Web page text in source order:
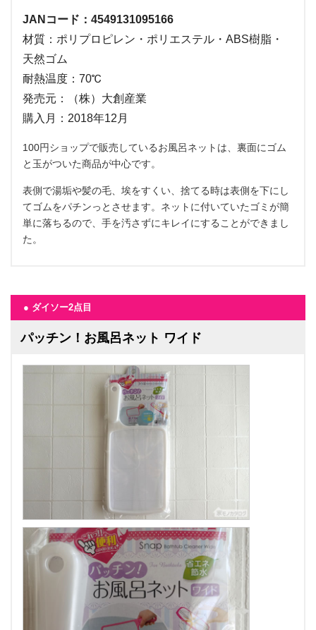
JANコード：4549131095166
材質：ポリプロピレン・ポリエステル・ABS樹脂・
天然ゴム
耐熱温度：70℃
発売元：（株）大創産業
購入月：2018年12月
100円ショップで販売しているお風呂ネットは、裏面にゴム
と玉がついた商品が中心です。
表側で湯垢や髪の毛、埃をすくい、捨てる時は表側を下にし
てゴムをパチンっとさせます。ネットに付いていたゴミが簡
単に落ちるので、手を汚さずにキレイにすることができまし
た。
● ダイソー2点目
パッチン！お風呂ネット ワイド